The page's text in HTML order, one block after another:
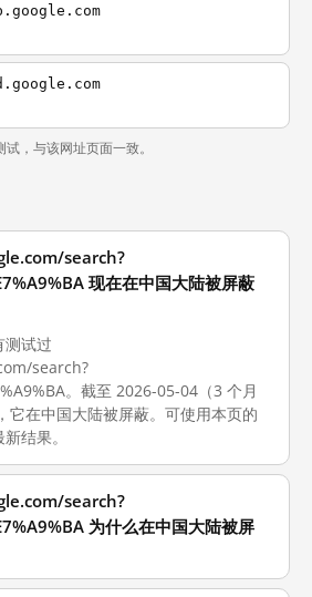
，与该网址页面一致。
search?
现在在中国大陆被屏蔽
测试过
search?
。截至 2026-05-04（3 个月
它在中国大陆被屏蔽。可使用本页的
结果。
search?
为什么在中国大陆被屏